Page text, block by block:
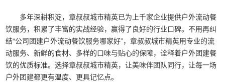
多年深耕积淀，章叔叔城市精英已为上千家企业提供户外流动餐
饮服务，积累了丰富的实战经验，赢得了良好的行业口碑。不用再纠
结“公司团建户外流动餐饮服务哪家好”，章叔叔城市精英用专业的流
动服务、新鲜的食材、多样的口味与贴心的保障，诠释着户外团建餐
饮的优质标准。选择章叔叔城市精英，让美味伴团队同行，让每一场
户外团建都更有温度、更具记忆点。